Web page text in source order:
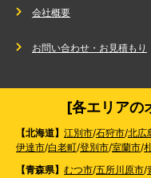
会社概要
お問い合わせ・お見積もり
[各エリアの
【北海道】 江別市/石狩市/北広
伊達市/白老町/登別市/室蘭市/
【青森県】 むつ市/五所川原市/